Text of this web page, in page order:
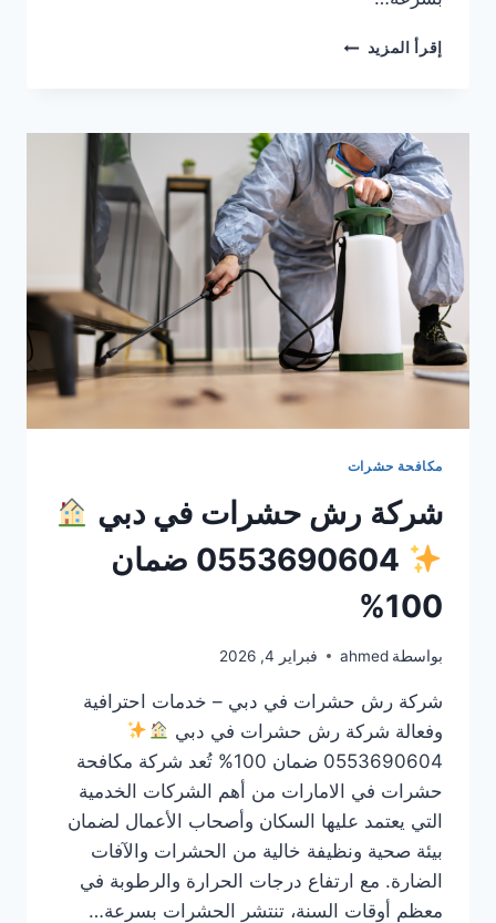
إقرأ المزيد شركة
الشارقة
0553690604
ضمان
100%
مكافحة حشرات
شركة رش حشرات في دبي
0553690604 ضمان
100%
بواسطة ahmed فبراير 4, 2026
شركة رش حشرات في دبي – خدمات احترافية
وفعالة شركة رش حشرات في دبي
0553690604 ضمان 100% تُعد شركة مكافحة
حشرات في الامارات من أهم الشركات الخدمية
التي يعتمد عليها السكان وأصحاب الأعمال لضمان
بيئة صحية ونظيفة خالية من الحشرات والآفات
الضارة. مع ارتفاع درجات الحرارة والرطوبة في
معظم أوقات السنة، تنتشر الحشرات بسرعة…